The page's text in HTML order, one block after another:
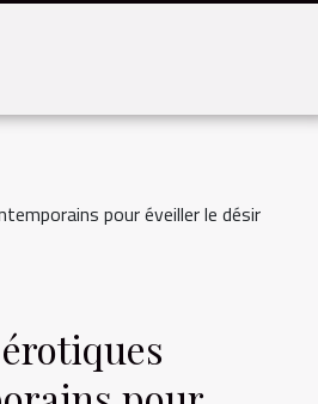
pour éveiller le désir